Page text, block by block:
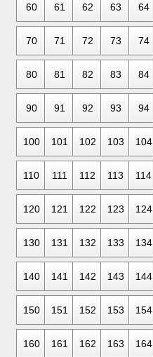
60 61 62 63 64
70 71 72 73 74
80 81 82 83 84
90 91 92 93 94
100 101 102 103 104
110 111 112 113 114
120 121 122 123 124
130 131 132 133 134
140 141 142 143 144
150 151 152 153 154
160 161 162 163 164